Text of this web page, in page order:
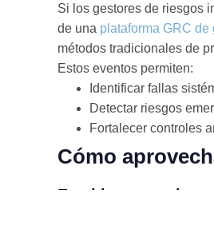
Si los gestores de riesgos
de una plataforma GRC
métodos tradicionales de
Estos eventos permiten:
Identificar fallas
Detectar riesgos
Fortalecer controles
Cómo
Establecer un